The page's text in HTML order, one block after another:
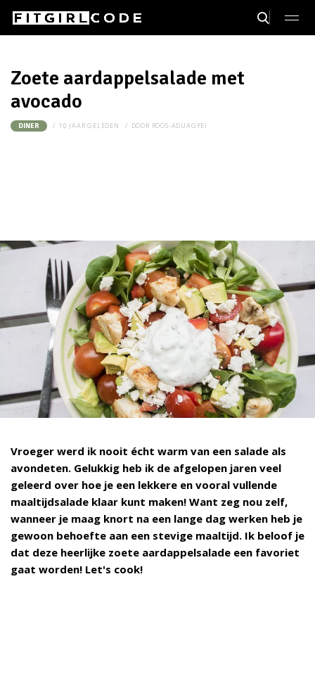
Zoete aardappelsalade met
avocado
DINER 10 JAAR GELEDEN DOOR ROOS-ADUAGYEI
Vroeger werd ik nooit écht warm van een salade als
avondeten. Gelukkig heb ik de afgelopen jaren veel
geleerd over hoe je een lekkere en vooral vullende
maaltijdsalade klaar kunt maken! Want zeg nou zelf,
wanneer je maag knort na een lange dag werken heb je
gewoon behoefte aan een stevige maaltijd. Ik beloof je
dat deze heerlijke zoete aardappelsalade een favoriet
gaat worden! Let's cook!